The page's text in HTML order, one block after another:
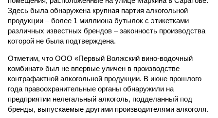
Здесь была обнаружена крупная партия алкогольной
продукции – более 1 миллиона бутылок с этикетками
различных известных брендов – законность производства
которой не была подтверждена.
Отметим, что ООО «Первый Волжский вино-водочный
комбинат» был не впервые уличен в производстве
контрафактной алкогольной продукции. В июне прошлого
года правоохранительные органы обнаружили на
предприятии нелегальный алкоголь, подделанный под
бренды, выпускаемые другими производителями алкоголя.